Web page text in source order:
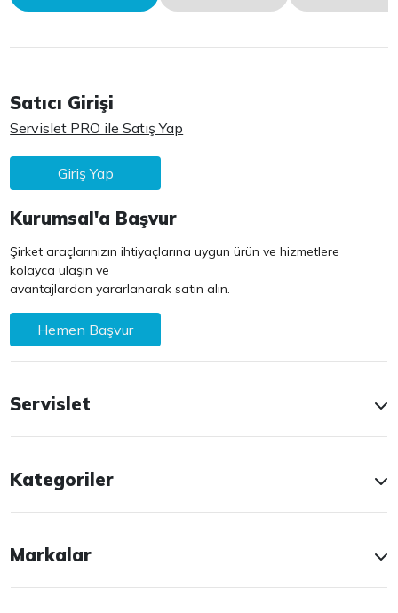
Satıcı Girişi
Servislet PRO ile Satış Yap
Giriş Yap
Kurumsal'a Başvur
Şirket araçlarınızın ihtiyaçlarına uygun ürün ve hizmetlere
kolayca ulaşın ve
avantajlardan yararlanarak satın alın.
Hemen Başvur
Servislet
Kategoriler
Markalar